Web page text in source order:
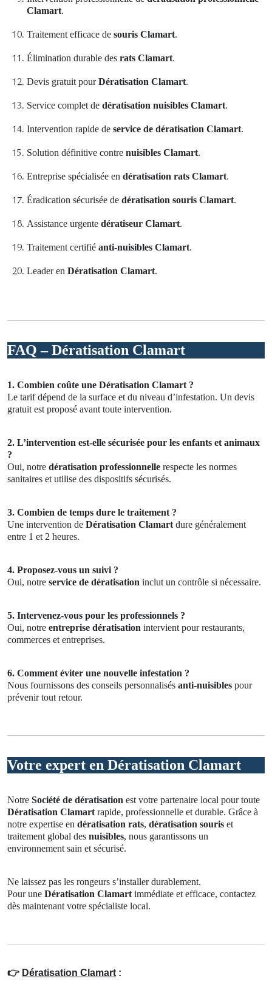
Clamart.
Traitement efficace de souris Clamart.
Élimination durable des rats Clamart.
Devis gratuit pourDératisation Clamart.
Service complet de dératisation nuisibles Clamart.
Intervention rapide de service de dératisation Clamart.
Solution définitive contre nuisibles Clamart.
Entreprise spécialisée en dératisation rats Clamart.
Éradication sécurisée de dératisation souris Clamart.
Assistance urgente dératiseur Clamart.
Traitement certifié anti-nuisibles Clamart.
Leader en Dératisation Clamart.
FAQ – Dératisation Clamart
1. Combien coûte une Dératisation Clamart ?
Le tarif dépend de la surface et du niveau d’infestation. Un devis
gratuit est proposé avant toute intervention.
2. L’intervention est-elle sécurisée pour les enfants et animaux
?
Oui, notre dératisation professionnelle respecte les normes
sanitaires et utilise des dispositifs sécurisés.
3. Combien de temps dure le traitement ?
Une intervention de Dératisation Clamart dure généralement
entre 1 et 2 heures.
4. Proposez-vous un suivi ?
Oui, notre service de dératisation inclut un contrôle si nécessaire.
5. Intervenez-vous pour les professionnels ?
Oui, notre entreprise dératisation intervient pour restaurants,
commerces et entreprises.
6. Comment éviter une nouvelle infestation ?
Nous fournissons des conseils personnalisés anti-nuisibles pour
prévenir tout retour.
Votre expert en Dératisation Clamart
Notre Société de dératisation est votre partenaire local pour toute
Dératisation Clamart rapide, professionnelle et durable. Grâce à
notre expertise en dératisation rats, dératisation souris et
traitement global des nuisibles, nous garantissons un
environnement sain et sécurisé.
Ne laissez pas les rongeurs s’installer durablement.
Pour une Dératisation Clamart immédiate et efficace, contactez
dès maintenant votre spécialiste local.
👉 Dératisation Clamart :